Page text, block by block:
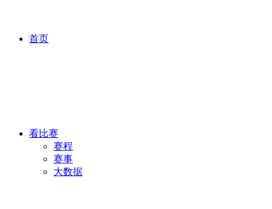
首页
看比赛
赛程
赛事
大数据